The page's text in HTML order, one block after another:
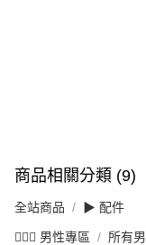
商品相關分類 (9)
全站商品 ▶ 配件
💁🏻‍♂️ 男性專區 所有